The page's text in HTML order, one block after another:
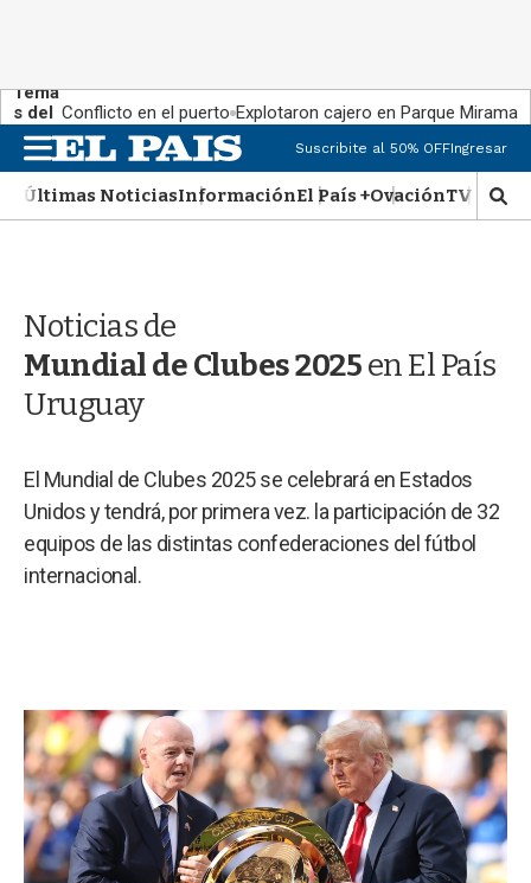
Tema
s del
día:
Conflicto en el puerto Explotaron cajero en Parque Miramar
M
e
n
u
Suscribite al 50% OFFIngresar
Últimas NoticiasInformaciónEl País +OvaciónTV Show
M
o
d
Noticias de
Mundial de Clubes 2025en El País
Uruguay
El Mundial de Clubes 2025 se celebrará en Estados
Unidos y tendrá, por primera vez. la participación de 32
equipos de las distintas confederaciones del fútbol
internacional.